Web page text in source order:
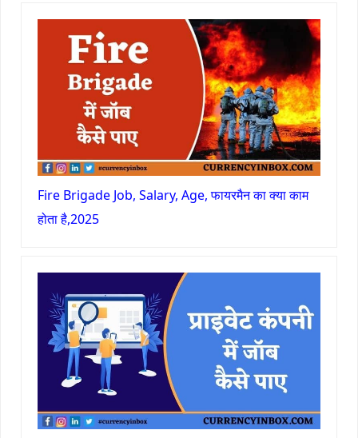
Fire Brigade Job, Salary, Age, फायरमैन का क्या काम
होता है,2025